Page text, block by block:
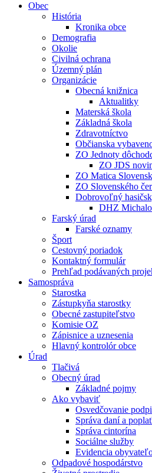
Obec
História
Kronika obce
Demografia
Okolie
Civilná ochrana
Územný plán
Organizácie
Obecná knižnica
Aktualitky
Materská škola
Základná škola
Zdravotníctvo
Občianska
ZO Jednoty
ZO JDS
ZO Matica
ZO Slovenského
Dobrovoľný
DHZ
Farský úrad
Farské oznamy
Šport
Cestovný poriadok
Kontaktný formulár
Prehľad podávaných
Samospráva
Starostka
Zástupkyňa starostky
Obecné zastupiteľstvo
Komisie OZ
Zápisnice a uznesenia
Hlavný kontrolór obce
Úrad
Tlačivá
Obecný úrad
Základné pojmy
Ako vybaviť
Osvedčovanie
Správa daní a
Správa cintorína
Sociálne služby
Evidencia
Odpadové hospodárstvo